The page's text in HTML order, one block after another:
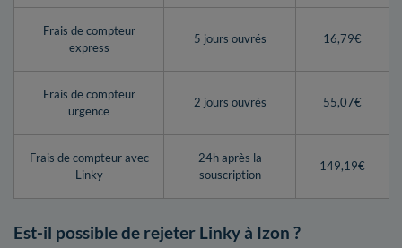
Frais de compteur
express
5 jours ouvrés 16,79€
Frais de compteur
urgence
2 jours ouvrés 55,07€
Frais de compteur avec
Linky
24h après la
souscription
149,19€
Est-il possible de rejeter Linky à Izon ?